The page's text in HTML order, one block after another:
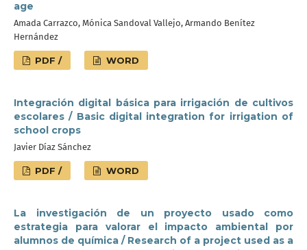
age
Amada Carrazco, Mónica Sandoval Vallejo, Armando Benítez
Hernández
PDF / WORD
Integración digital básica para irrigación de cultivos
escolares / Basic digital integration for irrigation of
school crops
Javier Díaz Sánchez
PDF / WORD
La investigación de un proyecto usado como
estrategia para valorar el impacto ambiental por
alumnos de química / Research of a project used as a